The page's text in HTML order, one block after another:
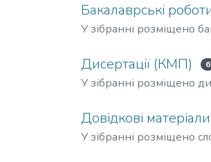
Бакалаврські
У зібранні розміщено
Дисертації (КМП) 6
У зібранні розміщено
Довідкові
У зібранні розміщено